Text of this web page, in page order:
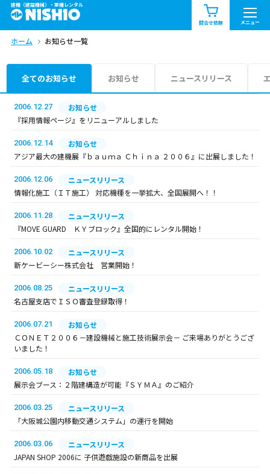
建機（建設機械）・重機レンタル
問合せ依頼 メニュー
商品一覧 お知らせ一覧
問合せ依頼リスト
エリア情報を見る
ホーム お知らせ一覧
全てのお知らせ お知らせ ニュースリリース
2006.12.27
お知らせ
『採用情報ページ』をリニューアルしました
2006.12.14
お知らせ
アジア最大の建機展『ｂａｕｍａ Ｃｈｉｎａ ２００６』に出展しました！
2006.12.06
ニュースリリース
情報化施工（ＩＴ施工） 対応機種を一挙拡大、全国展開へ！！
2006.11.28
ニュースリリース
『MOVE GUARD ＫＹブロック』全国的にレンタル開始！
2006.10.02
ニュースリリース
新ケービーシー株式会社 営業開始！
2006.08.25
ニュースリリース
名古屋支店でＩＳＯ審査登録取得！
2006.07.21
お知らせ
ＣＯＮＥＴ２００６－建設機械と施工技術展示会－ ご来場ありがとうござ
いました！
2006.05.18
お知らせ
展示会ブース：２階建構造が可能『ＳＹＭＡ』のご紹介
2006.03.25
ニュースリリース
「大阪城公園内移動交通システム」の運行を開始
2006.03.06
ニュースリリース
JAPAN SHOP 2006に 子供遊戯施設の新商品を出展